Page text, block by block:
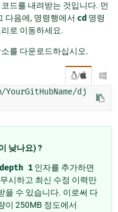
드를 내려받는 것입니다. 먼
다음에, 명령행에서 cd 명령
로 이동하세요.
를 다운로드하십시오.
/ 
dj
낮나요) ?
1 인자를 추가하면
시하고 최신 수정 이력만
을 수 있습니다. 이로써 다
이 250MB 정도에서